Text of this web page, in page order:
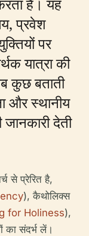
प्रवेश
पर
यात्रा की
कुछ बताती
और स्थानीय
देती
से प्रेरित है,
), कैथोलिक्स
for Holiness),
का संदर्भ लें।